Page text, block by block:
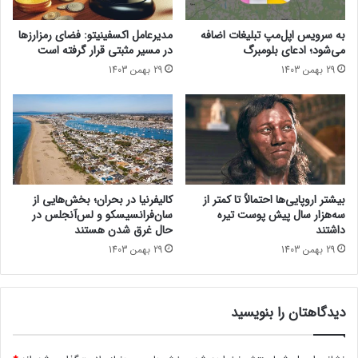
ن
د
ی
گ
ر
ی
ا
س
ن
ل
پ
ل
ا
ج
ر
ا
ش
!
به سرویس اپل‌مپ تبلیغات اضافه
می‌شود؛ ادعای بلومبرگ
29 بهمن 1403
مدیرعامل اکسفینیتو:‌ فضای رمزارزها
در مسیر مثبتی قرار گرفته است
29 بهمن 1403
بیشتر اروپایی‌ها احتمالاً تا کمتر از
سه‌هزار سال پیش پوست تیره
داشتند
29 بهمن 1403
کالیفرنیا در بحران؛ بخش‌هایی از
سان‌فرانسیسکو و لس‌آنجلس در
حال غرق شدن هستند
29 بهمن 1403
دیدگاهتان را بنویسید